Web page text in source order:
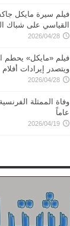
فيلم سيرة مايكل
القياسي على شباك
2026/04/28
فيلم «مايكل» يحطم
ويتصدر إيرادات أفلام
2026/04/28
عاماً
2026/04/19